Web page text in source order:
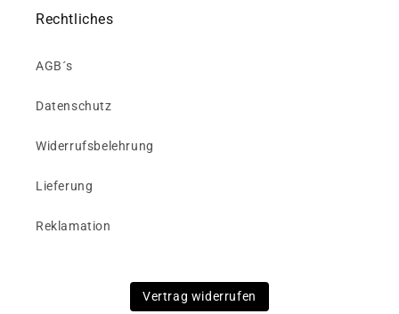
Rechtliches
AGB´s
Datenschutz
Widerrufsbelehrung
Lieferung
Reklamation
Vertrag widerrufen